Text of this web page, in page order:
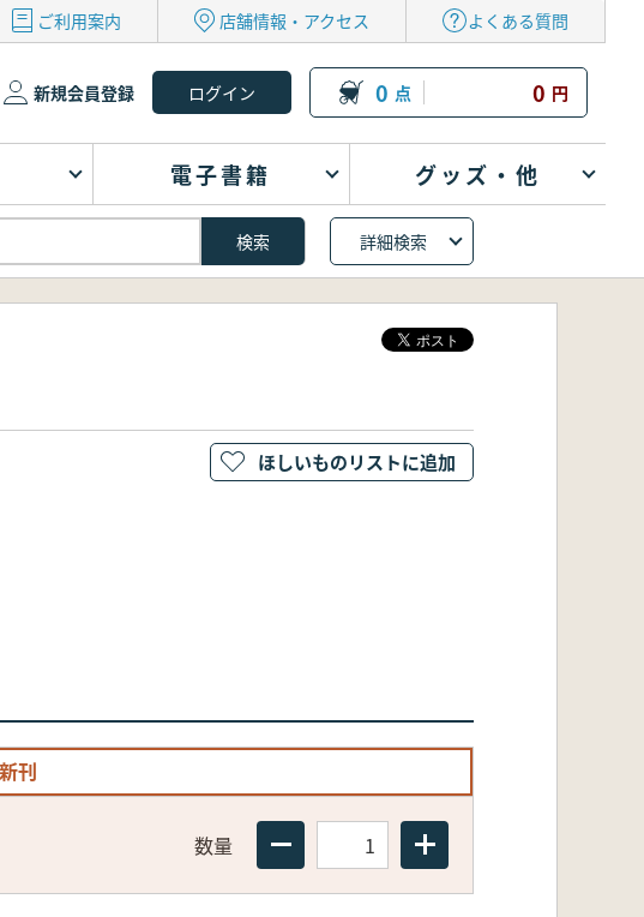
ご利用案内 店舗情報・アクセス よくある質問
新規会員登録 0 点 0 円
電子書籍 グッズ・他
詳細検索
新刊
数量
ほしいものリストに追加